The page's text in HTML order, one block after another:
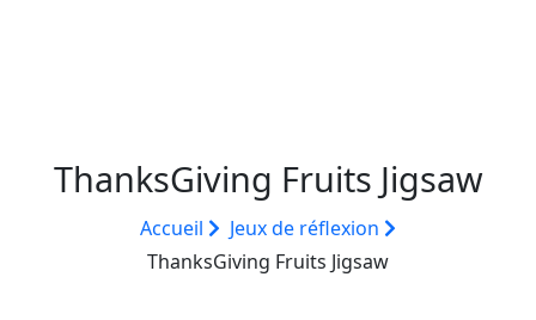
ThanksGiving Fruits Jigsaw
Accueil
Jeux de réflexion
ThanksGiving Fruits Jigsaw